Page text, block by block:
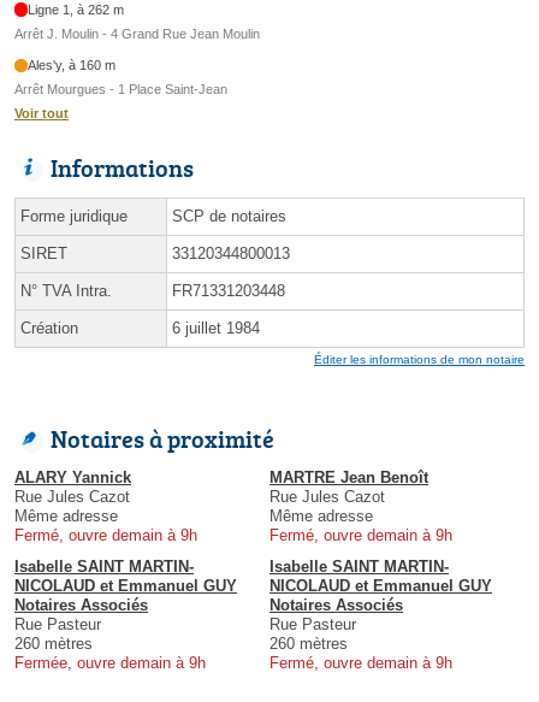
Ligne 1, à 262 m
Arrêt J. Moulin - 4 Grand Rue Jean Moulin
Ales'y, à 160 m
Arrêt Mourgues - 1 Place Saint-Jean
Voir tout
Informations
Forme juridique SCP de notaires
SIRET 33120344800013
N° TVA Intra. FR71331203448
Création 6 juillet 1984
Éditer les informations de mon notaire
Notaires à proximité
ALARY Yannick
Rue Jules Cazot
Même adresse
Fermé, ouvre demain à 9h
MARTRE Jean Benoît
Rue Jules Cazot
Même adresse
Fermé, ouvre demain à 9h
Isabelle SAINT MARTIN-
NICOLAUD et Emmanuel GUY
Notaires Associés
Rue Pasteur
260 mètres
Fermée, ouvre demain à 9h
Isabelle SAINT MARTIN-
NICOLAUD et Emmanuel GUY
Notaires Associés
Rue Pasteur
260 mètres
Fermé, ouvre demain à 9h